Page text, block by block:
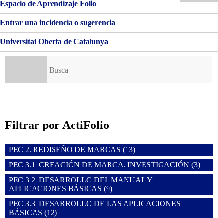
Espacio de Aprendizaje Folio
Entrar una incidencia o sugerencia
Universitat Oberta de Catalunya
Filtrar por ActiFolio
PEC 2. REDISEÑO DE MARCAS (13)
PEC 3.1. CREACIÓN DE MARCA. INVESTIGACIÓN (3)
PEC 3.2. DESARROLLO DEL MANUAL Y
APLICACIONES BÁSICAS (9)
PEC 3.3. DESARROLLO DE LAS APLICACIONES
BÁSICAS (12)